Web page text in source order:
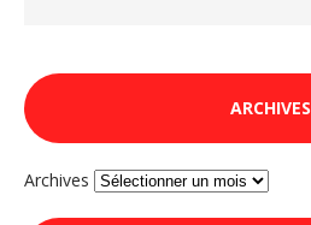
ARCHIVES
Archives